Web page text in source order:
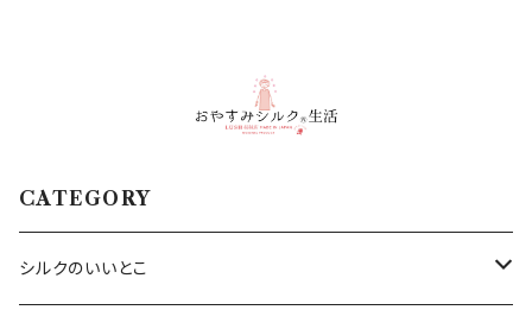
CATEGORY
シルクのいいとこ